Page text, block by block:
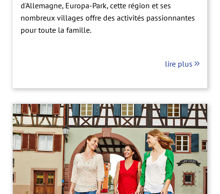
d'Allemagne, Europa-Park, cette région et ses
nombreux villages offre des activités passionnantes
pour toute la famille.
lire plus